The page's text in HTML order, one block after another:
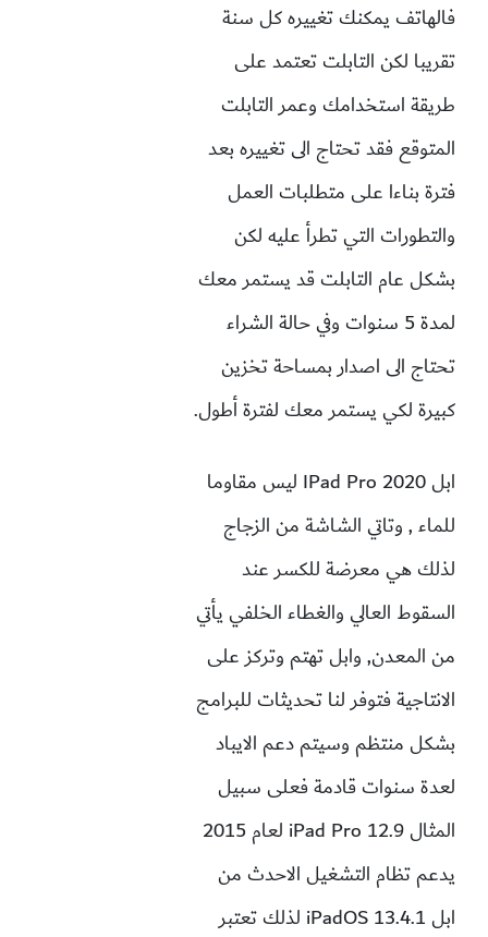
فالهاتف يمكنك تغييره كل سنة
تقريبا لكن التابلت تعتمد على
طريقة استخدامك وعمر التابلت
المتوقع فقد تحتاج الى تغييره بعد
فترة بناءا على متطلبات العمل
والتطورات التي تطرأ عليه لكن
بشكل عام التابلت قد يستمر معك
لمدة 5 سنوات وفي حالة الشراء
تحتاج الى اصدار بمساحة تخزين
كبيرة لكي يستمر معك لفترة أطول.
ابل IPad Pro 2020 ليس مقاوما
للماء , وتاتي الشاشة من الزجاج
لذلك هي معرضة للكسر عند
السقوط العالي والغطاء الخلفي يأتي
من المعدن, وابل تهتم وتركز على
الانتاجية فتوفر لنا تحديثات للبرامج
بشكل منتظم وسيتم دعم الايباد
لعدة سنوات قادمة فعلى سبيل
المثال iPad Pro 12.9 لعام 2015
يدعم تظام التشغيل الاحدث من
ابل iPadOS 13.4.1 لذلك تعتبر